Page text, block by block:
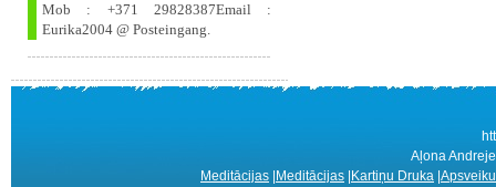
Mob : +371 29828387Email :
Eurika2004 @ Posteingang.
Aļona
Meditācijas Meditācijas Kartiņu Druka